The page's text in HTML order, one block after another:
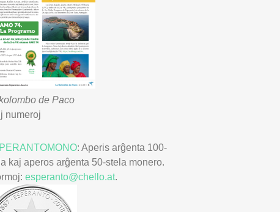
de Paco
numeroj
: Aperis arĝenta 100-
kaj aperos arĝenta 50-stela monero.
esperanto@chello.at.